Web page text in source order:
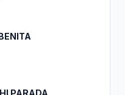
PARADA